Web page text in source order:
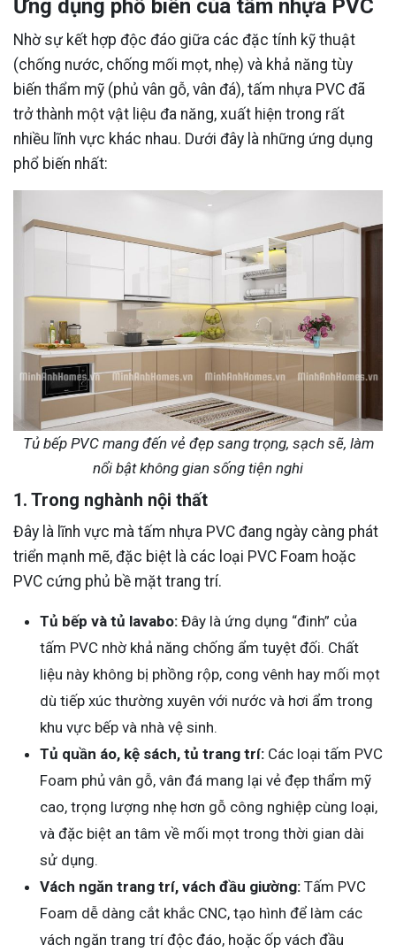
Ứng dụng phổ biến của tấm nhựa PVC
Nhờ sự kết hợp độc đáo giữa các đặc tính kỹ thuật
(chống nước, chống mối mọt, nhẹ) và khả năng tùy
biến thẩm mỹ (phủ vân gỗ, vân đá), tấm nhựa PVC đã
trở thành một vật liệu đa năng, xuất hiện trong rất
nhiều lĩnh vực khác nhau. Dưới đây là những ứng dụng
phổ biến nhất:
Tủ bếp PVC mang đến vẻ đẹp sang trọng, sạch sẽ, làm
nổi bật không gian sống tiện nghi
1. Trong nghành nội thất
Đây là lĩnh vực mà tấm nhựa PVC đang ngày càng phát
triển mạnh mẽ, đặc biệt là các loại PVC Foam hoặc
PVC cứng phủ bề mặt trang trí.
Tủ bếp và tủ lavabo: Đây là ứng dụng “đinh” của
tấm PVC nhờ khả năng chống ẩm tuyệt đối. Chất
liệu này không bị phồng rộp, cong vênh hay mối mọt
dù tiếp xúc thường xuyên với nước và hơi ẩm trong
khu vực bếp và nhà vệ sinh.
Tủ quần áo, kệ sách, tủ trang trí: Các loại tấm PVC
Foam phủ vân gỗ, vân đá mang lại vẻ đẹp thẩm mỹ
cao, trọng lượng nhẹ hơn gỗ công nghiệp cùng loại,
và đặc biệt an tâm về mối mọt trong thời gian dài
sử dụng.
Vách ngăn trang trí, vách đầu giường: Tấm PVC
Foam dễ dàng cắt khắc CNC, tạo hình để làm các
vách ngăn trang trí độc đáo, hoặc ốp vách đầu